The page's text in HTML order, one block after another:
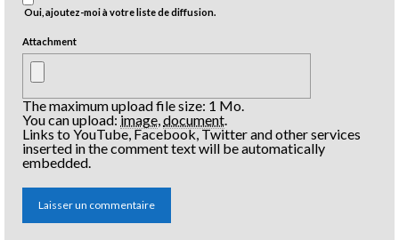
Oui, ajoutez-moi à votre liste de diffusion.
Attachment
The maximum upload file size: 1 Mo.
You can upload:image document
Links to YouTube, Facebook, Twitter and other services
inserted in the comment text will be automatically
embedded.